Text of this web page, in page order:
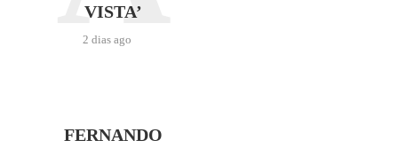
VISTA’
2 dias ago
FERNANDO